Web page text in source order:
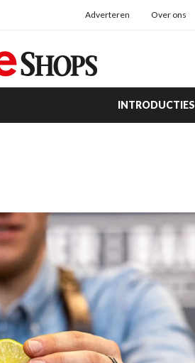
Adverteren Over ons
INTRODUCTIES